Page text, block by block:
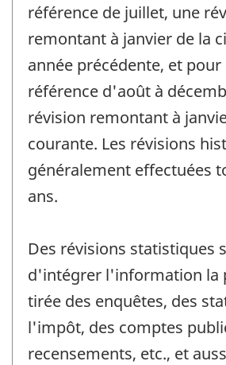
référence de juillet, une
remontant à janvier de la
année précédente, et
référence d'août à
révision remontant à
courante. Les révisions
généralement effectuées
ans.
Des révisions statistiques
d'intégrer l'information la
tirée des enquêtes, des
l'impôt, des comptes
recensements, etc., et